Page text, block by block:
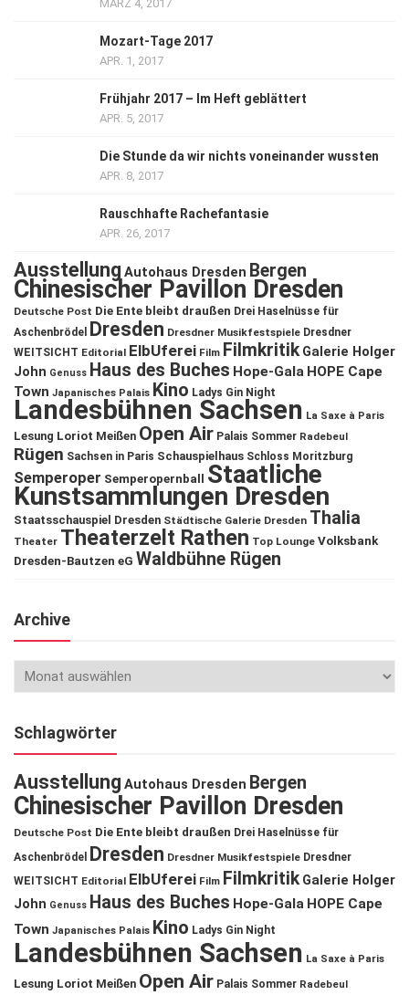
MÄRZ 4, 2017
Mozart-Tage 2017
APR. 1, 2017
Frühjahr 2017 – Im Heft geblättert
APR. 5, 2017
Die Stunde da wir nichts voneinander wussten
APR. 8, 2017
Rauschhafte Rachefantasie
APR. 26, 2017
Ausstellung Autohaus Dresden Bergen
Chinesischer Pavillon Dresden
Deutsche Post Die Ente bleibt draußen Drei Haselnüsse für
Aschenbrödel
Dresden Dresdner Musikfestspiele Dresdner
WEITSICHT Editorial ElbUferei Film Filmkritik Galerie Holger
John Genuss Haus des Buches Hope-Gala HOPE Cape
Town Japanisches Palais Kino Ladys Gin Night
Landesbühnen Sachsen La Saxe à Paris
Lesung Loriot Meißen Open Air Palais Sommer Radebeul
Rügen Sachsen in Paris Schauspielhaus Schloss Moritzburg
Semperoper Semperopernball Staatliche
Kunstsammlungen Dresden
Staatsschauspiel Dresden Städtische Galerie Dresden Thalia
Theater Theaterzelt Rathen Top Lounge Volksbank
Dresden-Bautzen eG Waldbühne Rügen
Archive
Schlagwörter
Ausstellung Autohaus Dresden Bergen
Chinesischer Pavillon Dresden
Deutsche Post Die Ente bleibt draußen Drei Haselnüsse für
Aschenbrödel
Dresden Dresdner Musikfestspiele Dresdner
WEITSICHT Editorial ElbUferei Film Filmkritik Galerie Holger
John Genuss Haus des Buches Hope-Gala HOPE Cape
Town Japanisches Palais Kino Ladys Gin Night
Landesbühnen Sachsen La Saxe à Paris
Lesung Loriot Meißen Open Air Palais Sommer Radebeul